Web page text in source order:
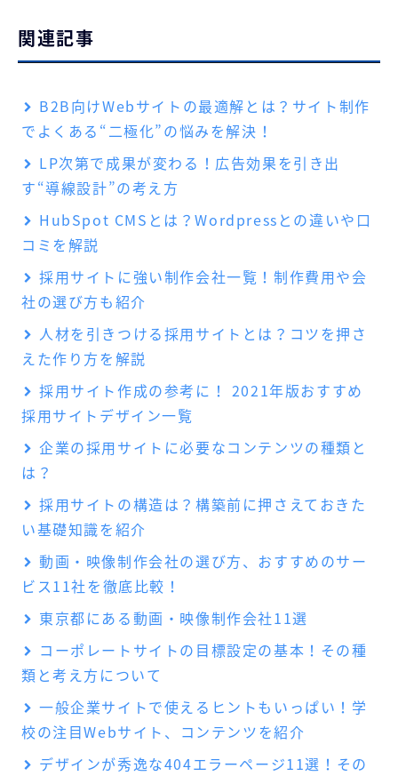
関連記事
B2B向けWebサイトの最適解とは？サイト制作
でよくある“二極化”の悩みを解決！
LP次第で成果が変わる！広告効果を引き出
す“導線設計”の考え方
HubSpot CMSとは？Wordpressとの違いや口
コミを解説
採用サイトに強い制作会社一覧！制作費用や会
社の選び方も紹介
人材を引きつける採用サイトとは？コツを押さ
えた作り方を解説
採用サイト作成の参考に！ 2021年版おすすめ
採用サイトデザイン一覧
企業の採用サイトに必要なコンテンツの種類と
は？
採用サイトの構造は？構築前に押さえておきた
い基礎知識を紹介
動画・映像制作会社の選び方、おすすめのサー
ビス11社を徹底比較！
東京都にある動画・映像制作会社11選
コーポレートサイトの目標設定の基本！その種
類と考え方について
一般企業サイトで使えるヒントもいっぱい！学
校の注目Webサイト、コンテンツを紹介
デザインが秀逸な404エラーページ11選！その